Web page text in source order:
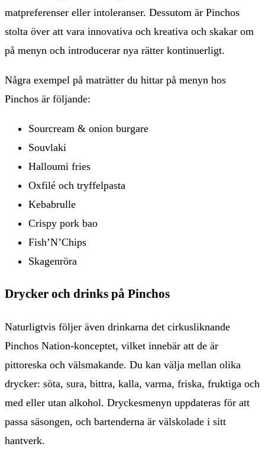
matpreferenser eller intoleranser. Dessutom är Pinchos
stolta över att vara innovativa och kreativa och skakar om
på menyn och introducerar nya rätter kontinuerligt.
Några exempel på maträtter du hittar på menyn hos
Pinchos är följande:
Sourcream & onion burgare
Souvlaki
Halloumi fries
Oxfilé och tryffelpasta
Kebabrulle
Crispy pork bao
Fish’N’Chips
Skagenröra
Drycker och drinks på Pinchos
Naturligtvis följer även drinkarna det cirkusliknande
Pinchos Nation-konceptet, vilket innebär att de är
pittoreska och välsmakande. Du kan välja mellan olika
drycker: söta, sura, bittra, kalla, varma, friska, fruktiga och
med eller utan alkohol. Dryckesmenyn uppdateras för att
passa säsongen, och bartenderna är välskolade i sitt
hantverk.